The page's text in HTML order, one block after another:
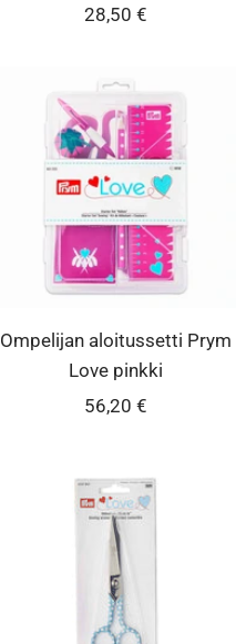
Alennushinta
28,50 €
Ompelijan aloitussetti Prym
Love pinkki
Alennushinta
56,20 €